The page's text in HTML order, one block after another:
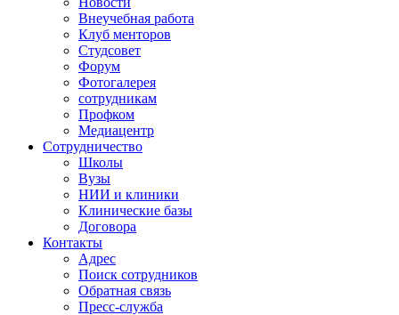
Внеучебная работа
Клуб менторов
Студсовет
Форум
Фотогалерея
сотрудникам
Профком
Медиацентр
Сотрудничество
Школы
Вузы
НИИ и клиники
Клинические базы
Договора
Контакты
Адрес
Поиск сотрудников
Обратная связь
Пресс-служба